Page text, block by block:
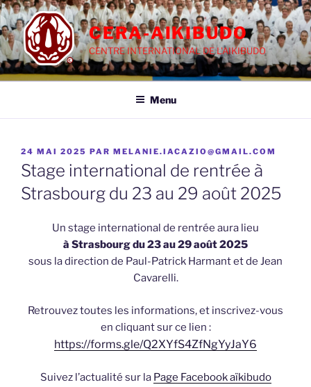
Aller
au
contenu
principal
CERA-AIKIBUDO
CENTRE INTERNATIONAL DE L'AIKIBUDO
Menu
PUBLIÉ
LE
24 MAI 2025 PAR MELANIE.IACAZIO@GMAIL.COM
Stage international de rentrée à
Strasbourg du 23 au 29 août 2025
Un stage international de rentrée aura lieu
à Strasbourg du 23 au 29 août 2025
sous la direction de Paul-Patrick Harmant et de Jean
Cavarelli.
Retrouvez toutes les informations, et inscrivez-vous
en cliquant sur ce lien :
https://forms.gle/Q2XYfS4ZfNgYyJaY6
Suivez l’actualité sur la Page Facebook aïkibudo